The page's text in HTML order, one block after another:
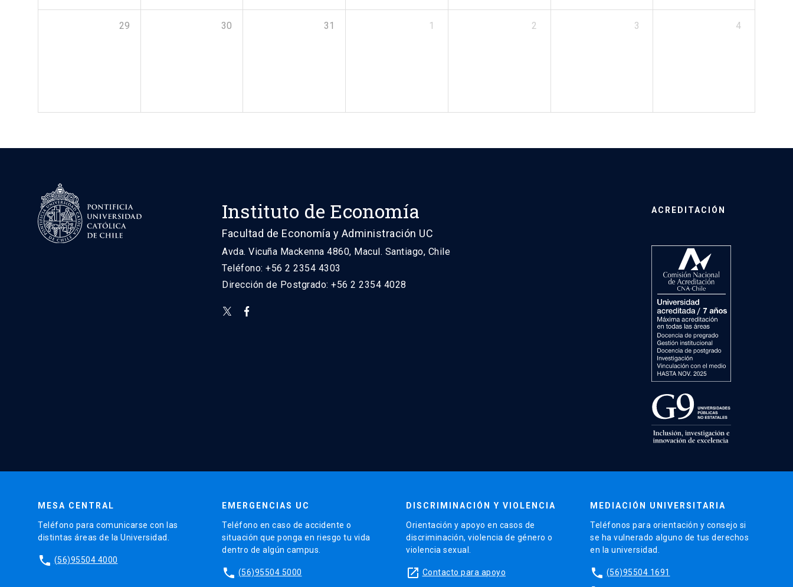
29 30 31 1 2 3 4
Instituto de Economía
Facultad de Economía y Administración UC
Avda. Vicuña Mackenna 4860, Macul. Santiago, Chile
Teléfono: +56 2 2354 4303
Dirección de Postgrado: +56 2 2354 4028
ACREDITACIÓN
MESA CENTRAL
Teléfono para comunicarse con las
distintas áreas de la Universidad.
phone (56)95504 4000
EMERGENCIAS UC
Teléfono en caso de accidente o
situación que ponga en riesgo tu vida
dentro de algún campus.
phone (56)95504 5000
DISCRIMINACIÓN Y VIOLENCIA
Orientación y apoyo en casos de
discriminación, violencia de género o
violencia sexual.
launch Contacto para apoyo
MEDIACIÓN UNIVERSITARIA
Teléfonos para orientación y consejo si
se ha vulnerado alguno de tus derechos
en la universidad.
phone (56)95504 1691